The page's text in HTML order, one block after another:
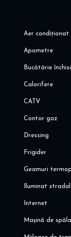
Aer condiționat
Apometre
Bucătărie
Calorifere
CATV
Contor gaz
Dressing
Frigider
Geamuri
Iluminat stradal
Internet
Mașină de